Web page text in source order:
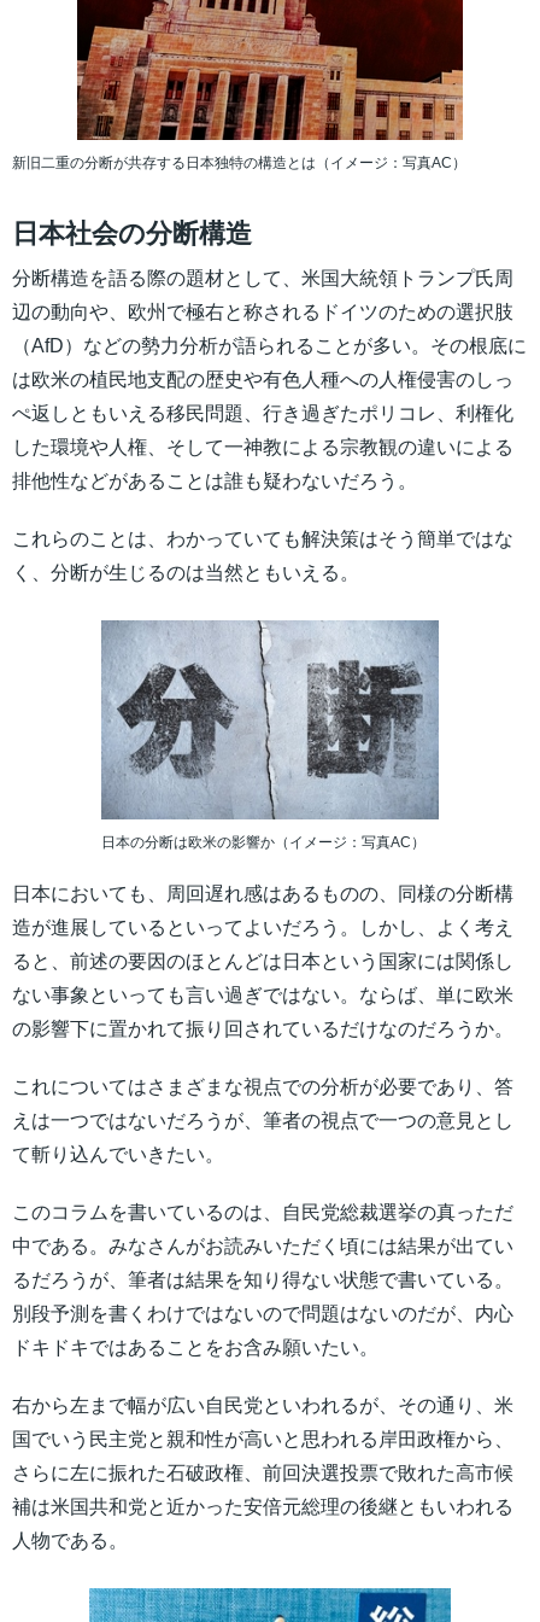
新旧二重の分断が共存する日本独特の構造とは（イメージ：写真AC）
日本社会の分断構造
分断構造を語る際の題材として、米国大統領トランプ氏周
辺の動向や、欧州で極右と称されるドイツのための選択肢
（AfD）などの勢力分析が語られることが多い。その根底に
は欧米の植民地支配の歴史や有色人種への人権侵害のしっ
ぺ返しともいえる移民問題、行き過ぎたポリコレ、利権化
した環境や人権、そして一神教による宗教観の違いによる
排他性などがあることは誰も疑わないだろう。
これらのことは、わかっていても解決策はそう簡単ではな
く、分断が生じるのは当然ともいえる。
日本の分断は欧米の影響か（イメージ：写真AC）
日本においても、周回遅れ感はあるものの、同様の分断構
造が進展しているといってよいだろう。しかし、よく考え
ると、前述の要因のほとんどは日本という国家には関係し
ない事象といっても言い過ぎではない。ならば、単に欧米
の影響下に置かれて振り回されているだけなのだろうか。
これについてはさまざまな視点での分析が必要であり、答
えは一つではないだろうが、筆者の視点で一つの意見とし
て斬り込んでいきたい。
このコラムを書いているのは、自民党総裁選挙の真っただ
中である。みなさんがお読みいただく頃には結果が出てい
るだろうが、筆者は結果を知り得ない状態で書いている。
別段予測を書くわけではないので問題はないのだが、内心
ドキドキではあることをお含み願いたい。
右から左まで幅が広い自民党といわれるが、その通り、米
国でいう民主党と親和性が高いと思われる岸田政権から、
さらに左に振れた石破政権、前回決選投票で敗れた高市候
補は米国共和党と近かった安倍元総理の後継ともいわれる
人物である。